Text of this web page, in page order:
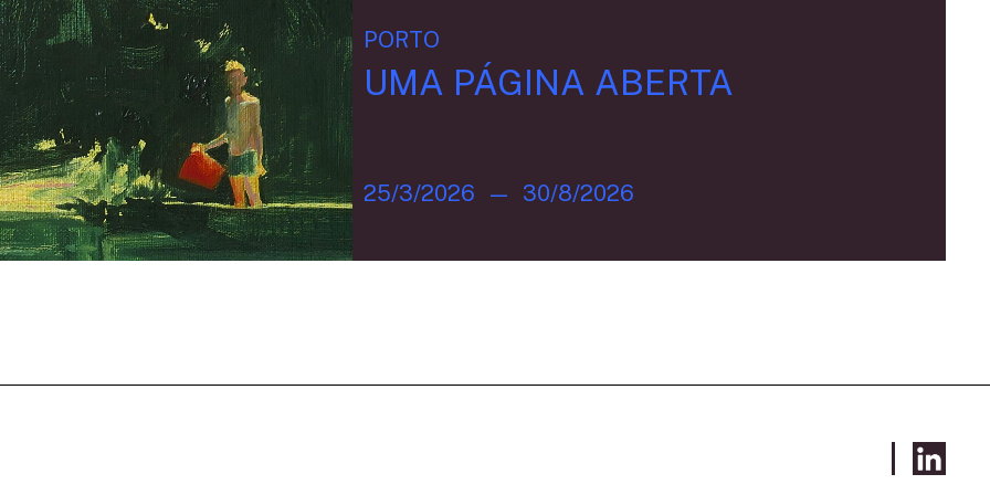
PORTO
UMA PÁGINA ABERTA
25/3/2026 — 30/8/2026